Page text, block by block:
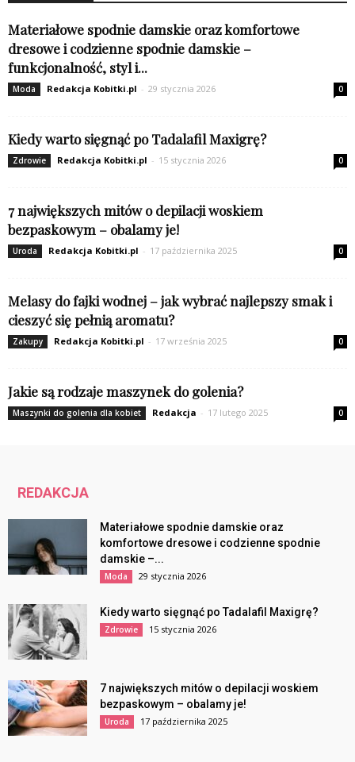
Materiałowe spodnie damskie oraz komfortowe
dresowe i codzienne spodnie damskie –
funkcjonalność, styl i...
Moda Redakcja Kobitki.pl - 29 stycznia 2026 0
Kiedy warto sięgnąć po Tadalafil Maxigrę?
Zdrowie Redakcja Kobitki.pl - 15 stycznia 2026 0
7 największych mitów o depilacji woskiem
bezpaskowym – obalamy je!
Uroda Redakcja Kobitki.pl - 17 października 2025 0
Melasy do fajki wodnej – jak wybrać najlepszy smak i
cieszyć się pełnią aromatu?
Zakupy Redakcja Kobitki.pl - 17 września 2025 0
Jakie są rodzaje maszynek do golenia?
Maszynki do golenia dla kobiet Redakcja - 17 lutego 2025 0
REDAKCJA
Materiałowe spodnie damskie oraz
komfortowe dresowe i codzienne spodnie
damskie –...
Moda 29 stycznia 2026
Kiedy warto sięgnąć po Tadalafil Maxigrę?
Zdrowie 15 stycznia 2026
7 największych mitów o depilacji woskiem
bezpaskowym – obalamy je!
Uroda 17 października 2025